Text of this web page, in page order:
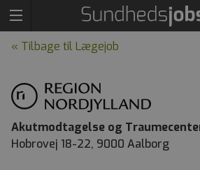
« Tilbage til Lægejob
Akutmodtagelse og
Hobrovej 18-22, 9000 Aalborg